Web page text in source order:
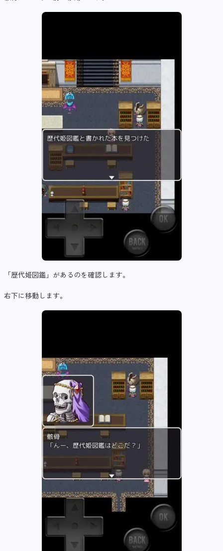
「歴代姫図鑑」があるのを確認します。
右下に移動します。